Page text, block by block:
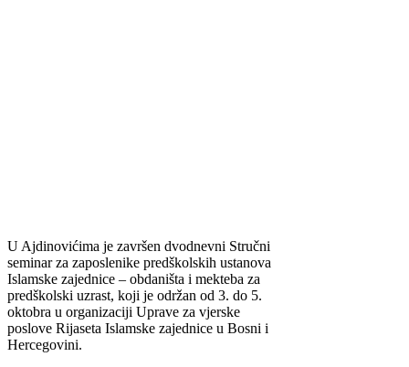
U Ajdinovićima je završen dvodnevni Stručni
seminar za zaposlenike predškolskih ustanova
Islamske zajednice – obdaništa i mekteba za
predškolski uzrast, koji je održan od 3. do 5.
oktobra u organizaciji Uprave za vjerske
poslove Rijaseta Islamske zajednice u Bosni i
Hercegovini.